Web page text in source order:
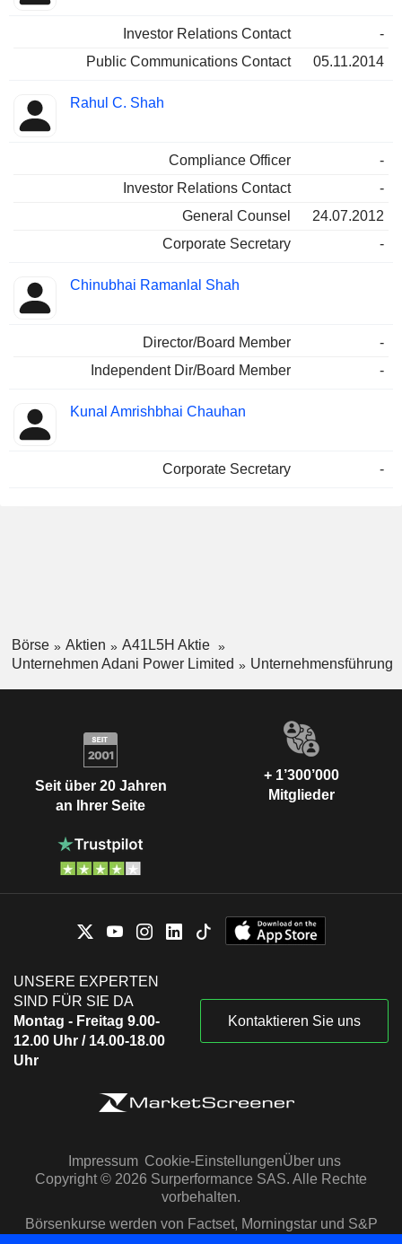
Investor Relations Contact
-
Public Communications Contact
05.11.2014
Rahul C. Shah
Compliance Officer
-
Investor Relations Contact
-
General Counsel
24.07.2012
Corporate Secretary
-
Chinubhai Ramanlal Shah
Director/Board Member
-
Independent Dir/Board Member
-
Kunal Amrishbhai Chauhan
Corporate Secretary -
Börse Aktien
A41L5H Aktie
Unternehmen Adani Power Limited
Unternehmensführung
Seit über 20 Jahren
an Ihrer Seite
+ 1’300’000
Mitglieder
UNSERE EXPERTEN
SIND FÜR SIE DA
Montag - Freitag 9.00-
12.00 Uhr / 14.00-18.00
Uhr
Kontaktieren Sie uns
Impressum Cookie-EinstellungenÜber uns
Copyright © 2026 Surperformance SAS. Alle Rechte
vorbehalten.
Börsenkurse werden von Factset, Morningstar und S&P